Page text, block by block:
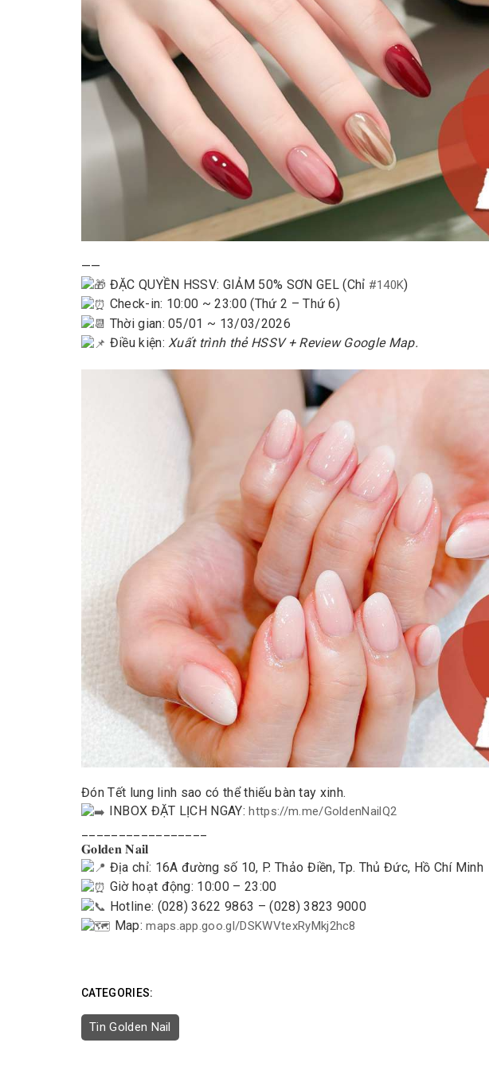
——
ĐẶC QUYỀN HSSV: GIẢM 50% SƠN GEL (Chỉ #140K)
Check-in: 10:00 ~ 23:00 (Thứ 2 – Thứ 6)
Thời gian: 05/01 ~ 13/03/2026
Điều kiện:Xuất trình thẻ HSSV + Review Google Map.
Đón Tết lung linh sao có thể thiếu bàn tay xinh.
INBOX ĐẶT LỊCH NGAY:https://m.me/GoldenNailQ2
𝐆𝐨𝐥𝐝𝐞𝐧 𝐍𝐚𝐢𝐥
Địa chỉ: 16A đường số 10, P. Thảo Điền, Tp. Thủ Đức, Hồ Chí Minh
Giờ hoạt động: 10:00 – 23:00
Hotline: (028) 3622 9863 – (028) 3823 9000
Map:maps.app.goo.gl/DSKWVtexRyMkj2hc8
CATEGORIES:
Tin Golden Nail